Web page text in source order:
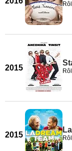
2015
2015